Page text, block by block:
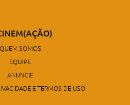
QUEM SOMOS
EQUIPE
ANUNCIE
E TERMOS DE USO